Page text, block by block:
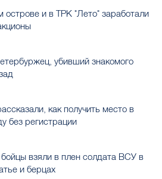
острове и в ТРК "Лето" заработали
убивший знакомого
как получить место в
без регистрации
взяли в плен солдата ВСУ в
и берцах